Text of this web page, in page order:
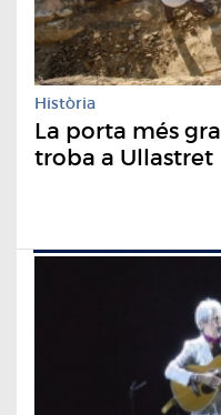
Història
La porta més
troba a Ullastret